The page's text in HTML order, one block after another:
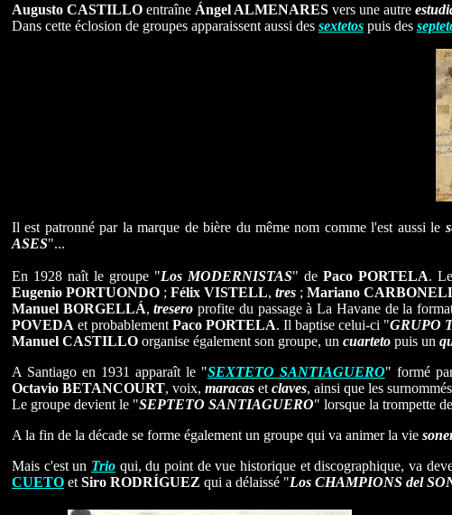
Augusto CASTILLO entraîne Ángel ALMENARES vers une autre
Dans cette éclosion de groupes apparaissent aussi des sextetos puis des
Il est patronné par la marque de bière du même nom comme l'est aussi le
ASES"...
En 1928 naît le groupe "Los MODERNISTAS" de Paco PORTELA.
Eugenio PORTUONDO ; Félix VISTELL, tres ; Mariano
Manuel BORGELLÁ,tresero profite du passage à La Havane de la
POVEDA et probablement Paco PORTELA. Il baptise celui-ci "GRUPO
Manuel CASTILLO organise également son groupe, un cuarteto puis un
A Santiago en 1931 apparaît le "SEXTETO SANTIAGUERO" formé
Octavio BETANCOURT, voix, maracas et claves, ainsi que les
Le groupe devient le "SEPTETO SANTIAGUERO" lorsque la trompette de
A la fin de la décade se forme également un groupe qui va animer la vie
Mais c'est un Trioqui, du point de vue historique et discographique, va
CUETO et Siro RODRÍGUEZ qui a délaissé "Los CHAMPIONS del